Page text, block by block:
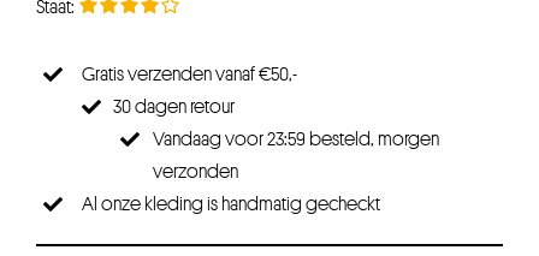
Gratis verzenden vanaf €50,-
30 dagen retour
Vandaag voor 23:59 besteld, morgen
verzonden
Al onze kleding is handmatig gecheckt